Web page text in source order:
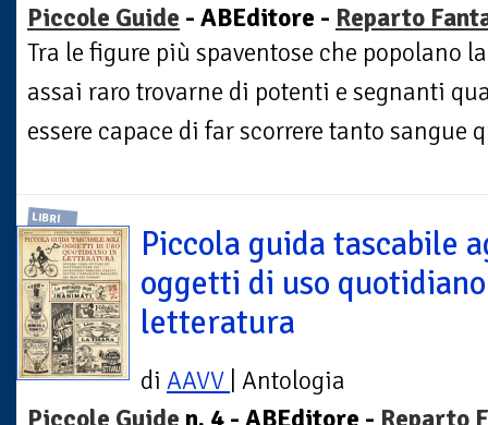
Piccole Guide - ABEditore - Reparto
Tra le figure più spaventose che popolano
assai raro trovarne di potenti e segnanti
essere capace di far scorrere tanto sangue
LIBRI
Piccola guida tascabile
oggetti di uso
letteratura
di AAVV | Antologia